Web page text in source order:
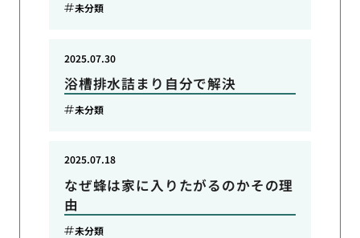
未分類
浴槽排水詰まり自分で解決
2025.07.30
未分類
なぜ蜂は家に入りたがるのかその理
由
2025.07.18
未分類